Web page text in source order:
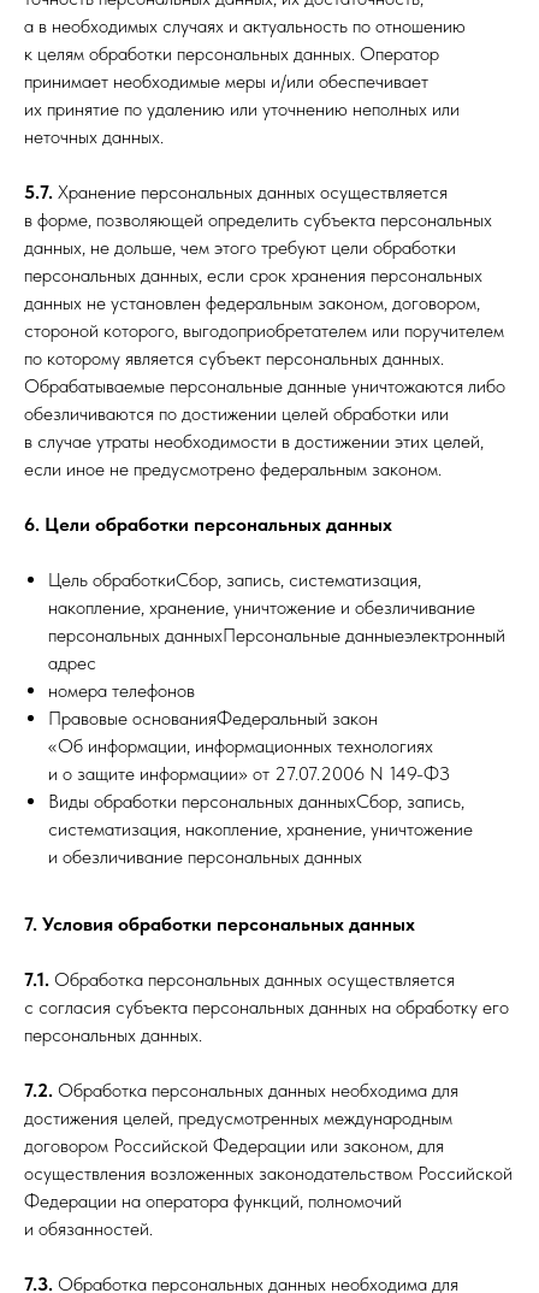
а в необходимых случаях и актуальность по отношению
к целям обработки персональных данных. Оператор
принимает необходимые меры и/или обеспечивает
их принятие по удалению или уточнению неполных или
неточных данных.
5.7. Хранение персональных данных осуществляется
в форме, позволяющей определить субъекта персональных
данных, не дольше, чем этого требуют цели обработки
персональных данных, если срок хранения персональных
данных не установлен федеральным законом, договором,
стороной которого, выгодоприобретателем или поручителем
по которому является субъект персональных данных.
Обрабатываемые персональные данные уничтожаются либо
обезличиваются по достижении целей обработки или
в случае утраты необходимости в достижении этих целей,
если иное не предусмотрено федеральным законом.
6. Цели обработки персональных данных
Цель обработкиСбор, запись, систематизация,
накопление, хранение, уничтожение и обезличивание
персональных данныхПерсональные данныеэлектронный
адрес
номера телефонов
Правовые основанияФедеральный закон
«Об информации, информационных технологиях
и о защите информации» от 27.07.2006 N 149-ФЗ
Виды обработки персональных данныхСбор, запись,
систематизация, накопление, хранение, уничтожение
и обезличивание персональных данных
7. Условия обработки персональных данных
7.1. Обработка персональных данных осуществляется
с согласия субъекта персональных данных на обработку его
персональных данных.
7.2. Обработка персональных данных необходима для
достижения целей, предусмотренных международным
договором Российской Федерации или законом, для
осуществления возложенных законодательством Российской
Федерации на оператора функций, полномочий
и обязанностей.
7.3. Обработка персональных данных необходима для